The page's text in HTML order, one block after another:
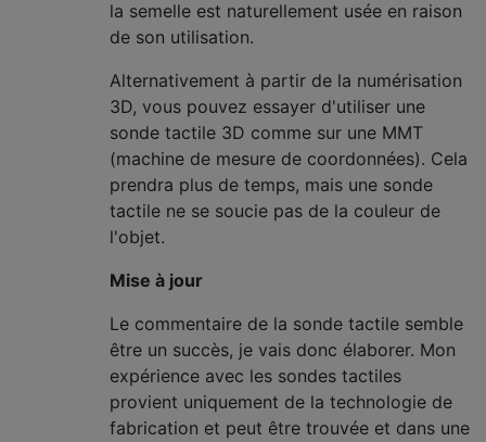
la semelle est naturellement usée en raison
de son utilisation.
Alternativement à partir de la numérisation
3D, vous pouvez essayer d'utiliser une
sonde tactile 3D comme sur une MMT
(machine de mesure de coordonnées). Cela
prendra plus de temps, mais une sonde
tactile ne se soucie pas de la couleur de
l'objet.
Mise à jour
Le commentaire de la sonde tactile semble
être un succès, je vais donc élaborer. Mon
expérience avec les sondes tactiles
provient uniquement de la technologie de
fabrication et peut être trouvée et dans une